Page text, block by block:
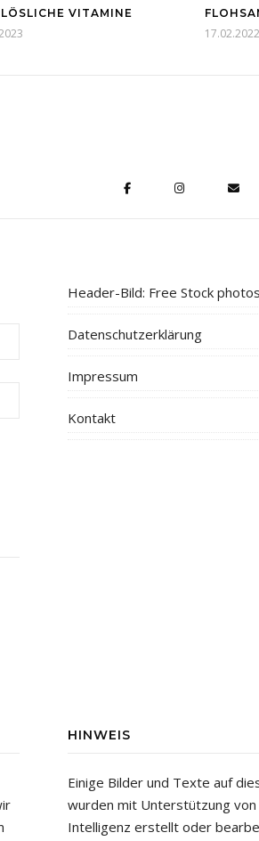
VITAMINE
17.02.2022
Header-Bild: Free Stock
Datenschutzerklärung
Impressum
Kontakt
HINWEIS
Einige Bilder und Texte auf
wurden mit Unterstützung von
Intelligenz erstellt oder